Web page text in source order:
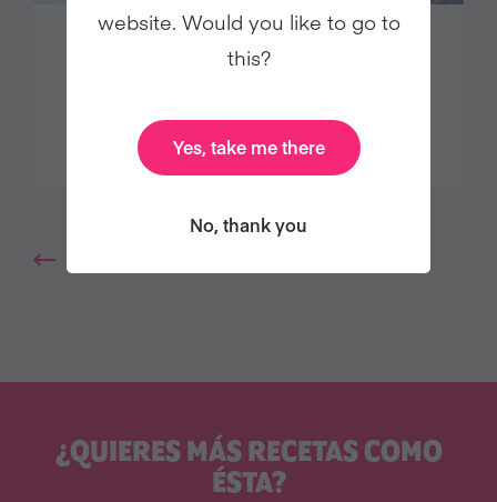
TOSTADA PICANTE CON JUDÍAS
¿QUIERES MÁS RECETAS COMO
ÉSTA?
website. Would you like to go to
this?
Yes, take me there
No, thank you